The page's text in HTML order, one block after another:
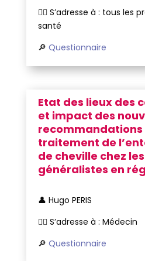
🧑‍⚕️ S’adresse à : tous les
santé
🔎 Questionnaire
Etat des lieux des
et impact des
recommandations
traitement de
de cheville chez
généralistes en
👤 Hugo PERIS
🧑‍⚕️ S’adresse à : Médecin
🔎 Questionnaire